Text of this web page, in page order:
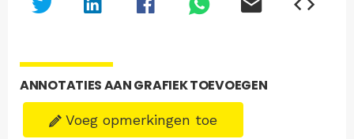
ANNOTATIES AAN GRAFIEK TOEVOEGEN
Voeg opmerkingen toe